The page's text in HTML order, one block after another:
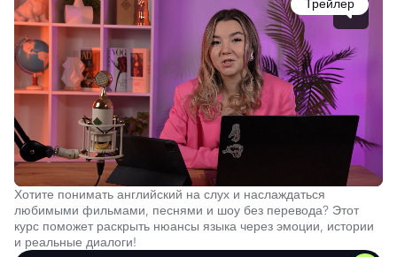
Трейлер
Хотите понимать английский на слух и наслаждаться
любимыми фильмами, песнями и шоу без перевода? Этот
курс поможет раскрыть нюансы языка через эмоции, истории
и реальные диалоги!